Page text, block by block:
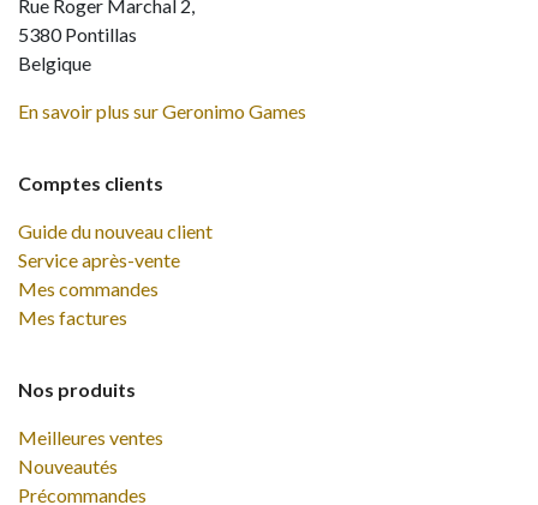
Comptes clients
Guide du nouveau client
Service après-vente
Mes commandes
Mes factures
Nos produits
Meilleures ventes
Nouveautés
Précommandes
Rue Roger Marchal 2,
5380 Pontillas
Belgique
En savoir plus sur Geronimo Games